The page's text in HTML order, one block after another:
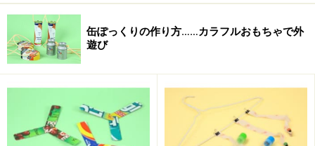
缶ぽっくりの作り方……カラフルおもちゃで外
遊び